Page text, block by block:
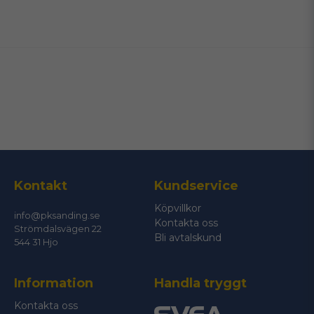
Ja, ni får publicera min fråga
Skicka fråga
Kontakt
info@pksanding.se
Strömdalsvägen 22
544 31 Hjo
Kundservice
Köpvillkor
Kontakta oss
Bli avtalskund
Information
Kontakta oss
Handla tryggt